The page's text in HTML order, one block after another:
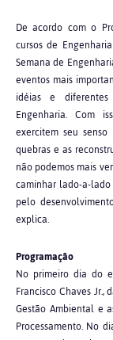
De acordo com o
cursos de
Semana de
eventos mais
idéias e
Engenharia. Com
exercitem seu
quebras e as
não podemos mais
caminhar lado-a-lado
pelo
explica.
Programação
No primeiro dia do
Francisco Chaves
Gestão Ambiental e
Processamento. No